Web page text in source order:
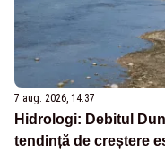
7 aug. 2026, 14:37
Hidrologi: Debitul
tendință de creștere